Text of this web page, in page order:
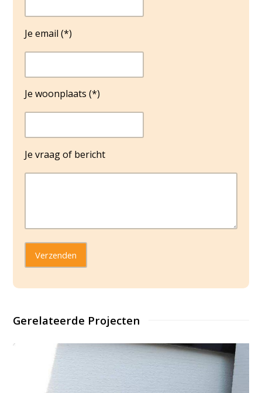
Je email (*)
Je woonplaats (*)
Je vraag of bericht
Gerelateerde Projecten